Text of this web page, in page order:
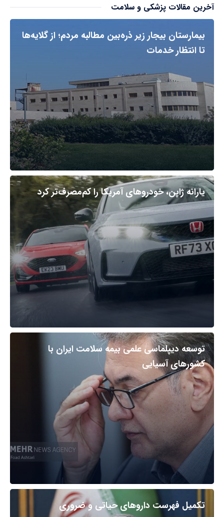
آخرین مقالات پزشکی و سلامت
بیمارستان بیجار زیر ذره‌بین مطالبه مردم؛ از گلایه‌ها
تا انتظار خدمات
یارانه ژاپن، خودروهای آمریکا را کم‌مصرف‌تر کرد
توسعه دیپلماسی علمی بیمه سلامت ایران با
کشورهای آسیایی
تکمیل فهرست داروهای حیاتی و ضروری